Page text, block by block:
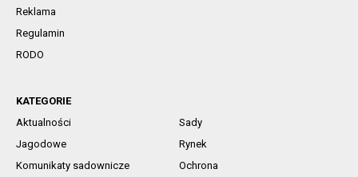
Reklama
Regulamin
RODO
KATEGORIE
Aktualności
Sady
Jagodowe
Rynek
Komunikaty sadownicze
Ochrona